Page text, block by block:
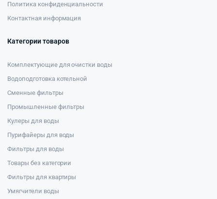
Политика конфиденциальности
Контактная информация
Категории товаров
Комплектующие для очистки воды
Водоподготовка котельной
Сменные фильтры
Промышленные фильтры
Кулеры для воды
Пурифайеры для воды
Фильтры для воды
Товары без категории
Фильтры для квартиры
Умягчители воды